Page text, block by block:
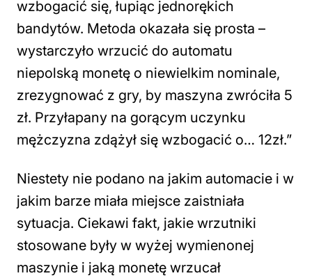
wzbogacić się, łupiąc jednorękich
bandytów. Metoda okazała się prosta –
wystarczyło wrzucić do automatu
niepolską monetę o niewielkim nominale,
zrezygnować z gry, by maszyna zwróciła 5
zł. Przyłapany na gorącym uczynku
mężczyzna zdążył się wzbogacić o… 12zł.”
Niestety nie podano na jakim automacie i w
jakim barze miała miejsce zaistniała
sytuacja. Ciekawi fakt, jakie wrzutniki
stosowane były w wyżej wymienonej
maszynie i jaką monetę wrzucał